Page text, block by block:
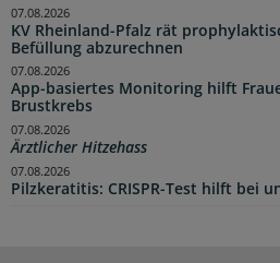
KV Rheinland-Pfalz rät
Befüllung abzurechnen
07.08.2026
App-basiertes Monitoring hilft
Brustkrebs
07.08.2026
Ärztlicher Hitzehass
07.08.2026
Pilzkeratitis: CRISPR-Test hilft bei
07.08.2026